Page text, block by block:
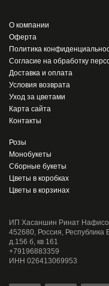
О компании
Оферта
Политика
Согласие на обработку
Доставка и оплата
Условия возврата
Уход за цветами
Карта сайта
Контакты
Розы
Монобукеты
Сборные букеты
Цветы в коробках
Цветы в корзинах
ИП Хасаншин Ринат
452680, Россия,
д.156 б, кв 161
+79196883359
ИНН 026413069953